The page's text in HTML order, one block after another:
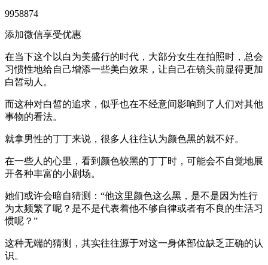
9958874
添加微信享受优惠
在当下这个以白为美盛行的时代，大部分女生在拍照时，总会
习惯性地给自己增添一些美白效果，让自己在镜头前显得更加
白皙动人。
而这种对白皙的追求，似乎也在不经意间影响到了人们对其他
事物的看法。
就拿男性的丁丁来说，很多人往往认为颜色黑的就不好。
在一些人的心里，看到颜色较黑的丁丁时，可能会不自觉地展
开各种丰富的小剧场。
她们或许会暗自猜测：“他这里颜色这么黑，是不是因为性行
为太频繁了呢？是不是代表着他不够自律或者有不良的生活习
惯呢？”
这种无端的猜测，其实往往源于对这一身体部位缺乏正确的认
识。